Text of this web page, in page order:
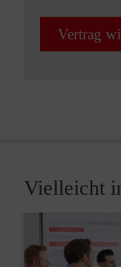
Vertrag
Vielleicht